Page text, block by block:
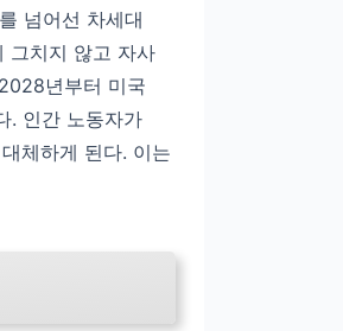
넘어선 차세대
그치지 않고 자사
년부터 미국
. 인간 노동자가
체하게 된다. 이는